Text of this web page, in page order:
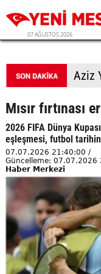
07 AĞUSTOS 2026
Mısır fırtınası
2026 FIFA Dünya
eşleşmesi, futbol
07.07.2026 21:40:00 /
Güncelleme: 07.07.2026
Haber Merkezi